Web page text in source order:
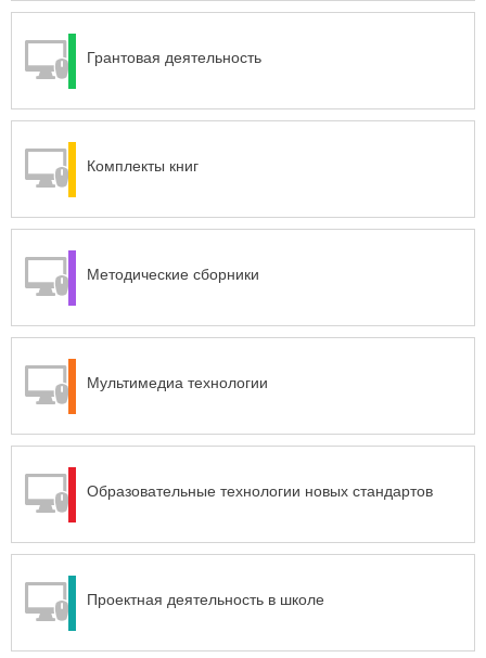
Грантовая деятельность
Комплекты книг
Методические сборники
Мультимедиа технологии
Образовательные технологии новых стандартов
Проектная деятельность в школе